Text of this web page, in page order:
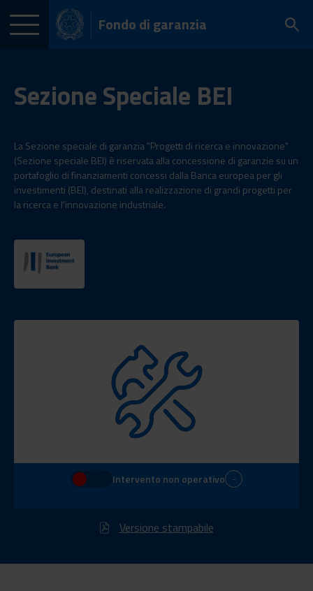
Fondo di garanzia
Sezione Speciale BEI
La Sezione speciale di garanzia "Progetti di ricerca e innovazione"
(Sezione speciale BEI) è riservata alla concessione di garanzie su un
portafoglio di finanziamenti concessi dalla Banca europea per gli
investimenti (BEI), destinati alla realizzazione di grandi progetti per
la ricerca e l'innovazione industriale.
Intervento non operativo -
Versione stampabile